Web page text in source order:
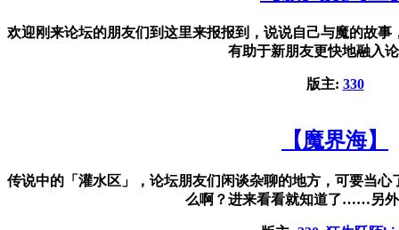
欢迎刚来论坛的朋友们到这里来报报到，说说自己与魔的故
有助于新朋友更快地融入
版主: 330
【魔界海】
传说中的「灌水区」，论坛朋友们闲谈杂聊的地方，可要当
么啊？进来看看就知道了……另